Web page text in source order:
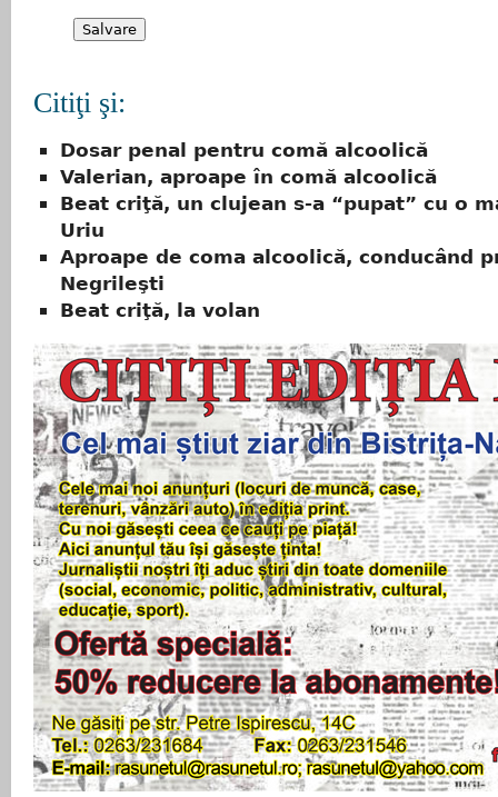
Citiţi şi:
Dosar penal pentru comă alcoolică
Valerian, aproape în comă alcoolică
Beat criţă, un clujean s-a “pupat” cu o
Uriu
Aproape de coma alcoolică, conducând
Negrileşti
Beat criţă, la volan